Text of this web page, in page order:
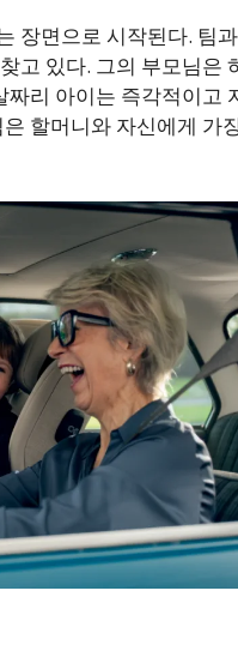
장면으로 시작된다. 팀
고 있다. 그의 부모님은
리 아이는 즉각적이고
할머니와 자신에게 가